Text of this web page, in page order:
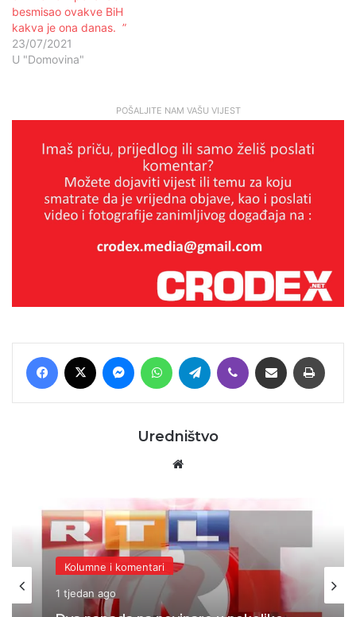
besmisao ovakve BiH
kakva je ona danas. ”
23/07/2021
U "Domovina"
POŠALJITE NAM VAŠU VIJEST
Facebook MessengerWhatsAppTelegram Viber Podijeli putem E-maila
Uredništvo
Kolumne i komentari
1 tjedan ago
Dva napada na novinare u nekoliko